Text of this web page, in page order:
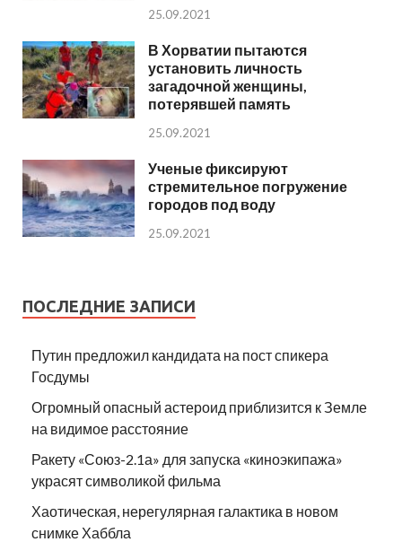
25.09.2021
В Хорватии пытаются
установить личность
загадочной женщины,
потерявшей память
25.09.2021
Ученые фиксируют
стремительное погружение
городов под воду
25.09.2021
ПОСЛЕДНИЕ ЗАПИСИ
Путин предложил кандидата на пост спикера
Госдумы
Огромный опасный астероид приблизится к Земле
на видимое расстояние
Ракету «Союз-2.1а» для запуска «киноэкипажа»
украсят символикой фильма
Хаотическая, нерегулярная галактика в новом
снимке Хаббла